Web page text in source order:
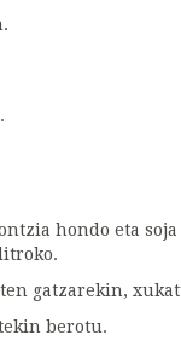
hondo eta
gatzarekin,
berotu.